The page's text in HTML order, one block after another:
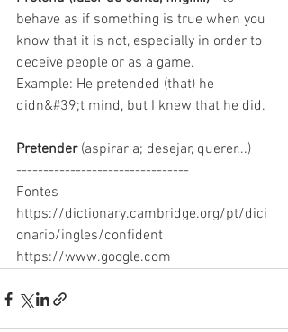
behave as if something is true when you
know that it is not, especially in order to
deceive people or as a game.
Example: He pretended (that) he
didn&#39;t mind, but I knew that he did.
Pretender (aspirar a; desejar, querer...)
--------------------------------
Fontes
https://dictionary.cambridge.org/pt/dici
onario/ingles/confident
https://www.google.com